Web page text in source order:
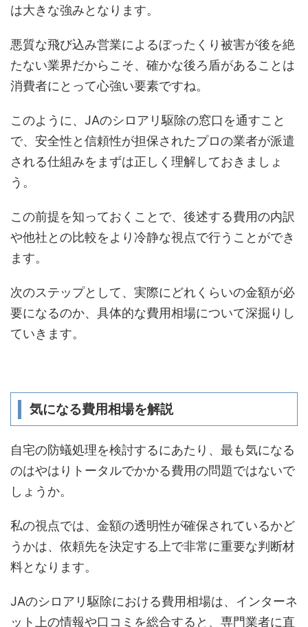
は大きな強みとなります。
悪質な飛び込み営業によるぼったくり被害が後を絶
たない業界だからこそ、確かな後ろ盾があることは
消費者にとって心強い要素ですね。
このように、JAのシロアリ駆除の窓口を通すこと
で、安全性と信頼性が担保されたプロの業者が派遣
される仕組みをまずは正しく理解しておきましょ
う。
この前提を知っておくことで、後述する費用の内訳
や他社との比較をより冷静な視点で行うことができ
ます。
次のステップとして、実際にどれくらいの金額が必
要になるのか、具体的な費用相場について深掘りし
ていきます。
気になる費用相場を解説
自宅の防蟻処理を検討するにあたり、最も気になる
のはやはりトータルでかかる費用の問題ではないで
しょうか。
私の視点では、金額の透明性が確保されているかど
うかは、依頼先を決定する上で非常に重要な判断材
料となります。
JAのシロアリ駆除における費用相場は、インターネ
ット上の情報や口コミを総合すると、専門業者に直